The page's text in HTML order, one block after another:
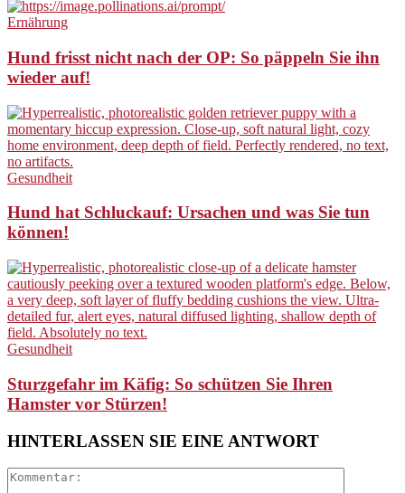
Ernährung
Hund frisst nicht nach der OP: So päppeln Sie ihn
wieder auf!
Gesundheit
Hund hat Schluckauf: Ursachen und was Sie tun
können!
Gesundheit
Sturzgefahr im Käfig: So schützen Sie Ihren
Hamster vor Stürzen!
HINTERLASSEN SIE EINE ANTWORT